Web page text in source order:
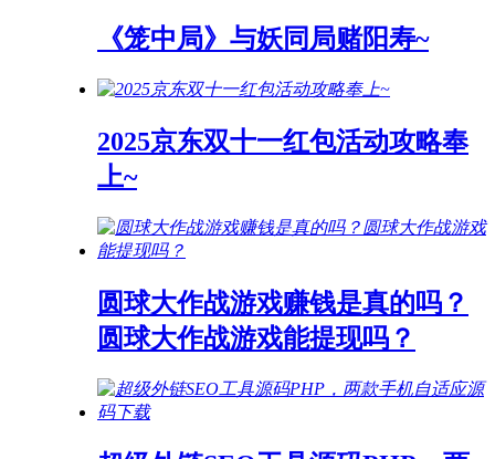
《笼中局》与妖同局赌阳寿~
2025京东双十一红包活动攻略奉
上~
圆球大作战游戏赚钱是真的吗？
圆球大作战游戏能提现吗？